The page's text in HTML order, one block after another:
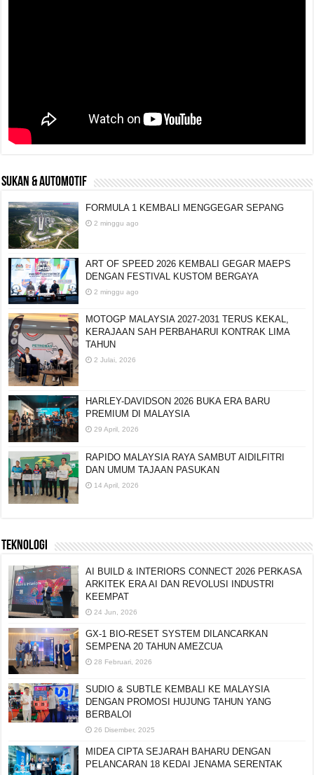
SUKAN & AUTOMOTIF
FORMULA 1 KEMBALI MENGGEGAR SEPANG
2 minggu ago
ART OF SPEED 2026 KEMBALI GEGAR MAEPS
DENGAN FESTIVAL KUSTOM BERGAYA
2 minggu ago
MOTOGP MALAYSIA 2027-2031 TERUS KEKAL,
KERAJAAN SAH PERBAHARUI KONTRAK LIMA
TAHUN
2 Julai, 2026
HARLEY-DAVIDSON 2026 BUKA ERA BARU
PREMIUM DI MALAYSIA
29 April, 2026
RAPIDO MALAYSIA RAYA SAMBUT AIDILFITRI
DAN UMUM TAJAAN PASUKAN
14 April, 2026
TEKNOLOGI
AI BUILD & INTERIORS CONNECT 2026 PERKASA
ARKITEK ERA AI DAN REVOLUSI INDUSTRI
KEEMPAT
24 Jun, 2026
GX-1 BIO-RESET SYSTEM DILANCARKAN
SEMPENA 20 TAHUN AMEZCUA
28 Februari, 2026
SUDIO & SUBTLE KEMBALI KE MALAYSIA
DENGAN PROMOSI HUJUNG TAHUN YANG
BERBALOI
26 Disember, 2025
MIDEA CIPTA SEJARAH BAHARU DENGAN
PELANCARAN 18 KEDAI JENAMA SERENTAK